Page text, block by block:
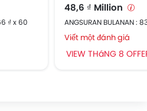
₫ x 60
48,6 ₫ Million
ANGSURAN BULANAN :
Viết một đánh giá
VIEW THáNG 8